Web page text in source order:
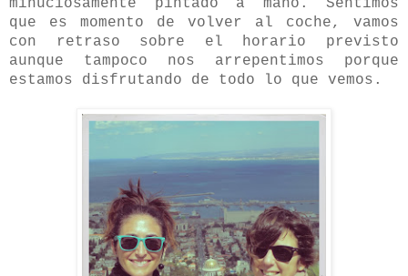
minuciosamente pintado a mano. Sentimos
que es momento de volver al coche, vamos
con retraso sobre el horario previsto
aunque tampoco nos arrepentimos porque
estamos disfrutando de todo lo que vemos.